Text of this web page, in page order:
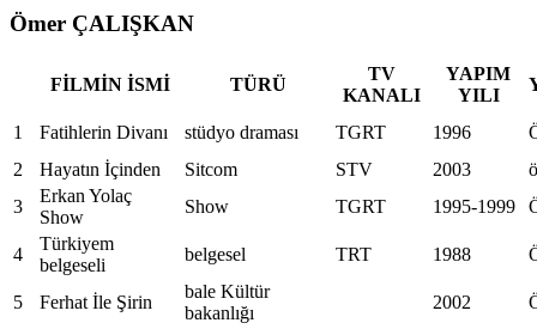
Ömer ÇALIŞKAN
FİLMİN İSMİ TÜRÜ
TV
KANALI
YAPIM
YILI
1 Fatihlerin Divanı stüdyo draması TGRT 1996
2
Hayatın İçinden Sitcom STV 2003
3
Erkan Yolaç
Show
Show TGRT 1995-1999
4
Türkiyem
belgeseli
belgesel TRT 1988
5 Ferhat İle Şirin
bale Kültür
bakanlığı
2002